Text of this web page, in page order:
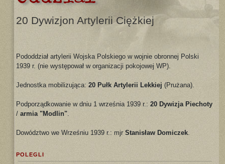
20 Dywizjon Artylerii Ciężkiej
Pododdział artylerii Wojska Polskiego w wojnie obronnej Polski
1939 r. (nie występował w organizacji pokojowej WP).
Jednostka mobilizująca: 20 Pułk Artylerii Lekkiej (Prużana).
Podporządkowanie w dniu 1 września 1939 r.: 20 Dywizja Piechoty
/ armia "Modlin".
Dowództwo we Wrześniu 1939 r.: mjr Stanisław Domiczek.
POLEGLI